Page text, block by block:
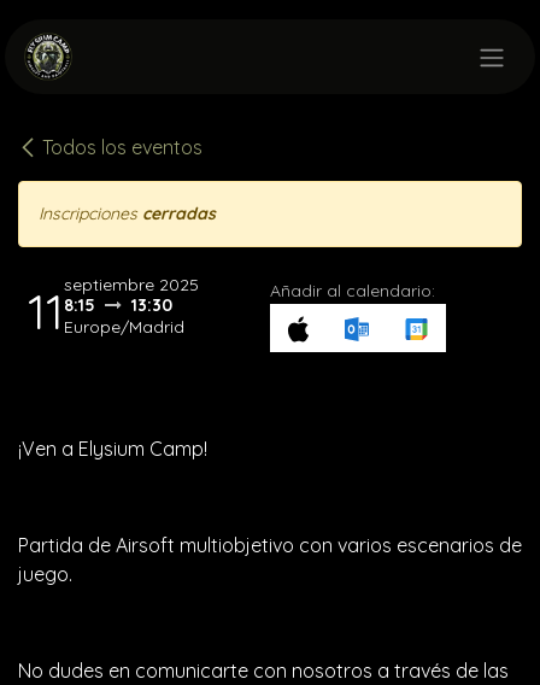
Todos los eventos
Inscripciones cerradas
11 septiembre 2025
8:15
13:30
Europe/Madrid
Añadir al calendario:
¡Ven a Elysium Camp!
Partida de Airsoft multiobjetivo con varios escenarios de
juego.
No dudes en comunicarte con nosotros a través de las